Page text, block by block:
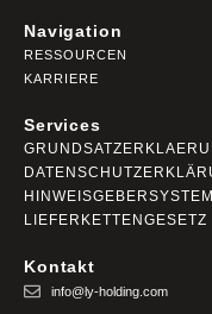
Navigation
RESSOURCEN
KARRIERE
Services
LIEFERKETTENGESETZ
Kontakt
info@ly-holding.com